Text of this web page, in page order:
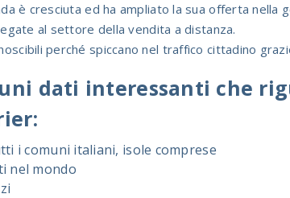
è cresciuta ed ha ampliato la sua offerta
al settore della vendita a distanza.
perché spiccano nel traffico cittadino
dati interessanti che
i comuni italiani, isole comprese
nel mondo